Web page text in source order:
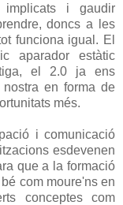
implicats i gaudir
doncs a les
funciona igual. El
aparador estàtic
el 2.0 ja ens
en forma de
més.
i comunicació
esdevenen
que a la formació
com moure'ns en
conceptes com